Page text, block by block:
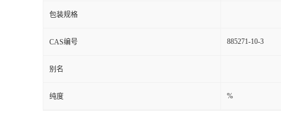
包装规格
CAS编号 885271-10-3
别名
纯度 %